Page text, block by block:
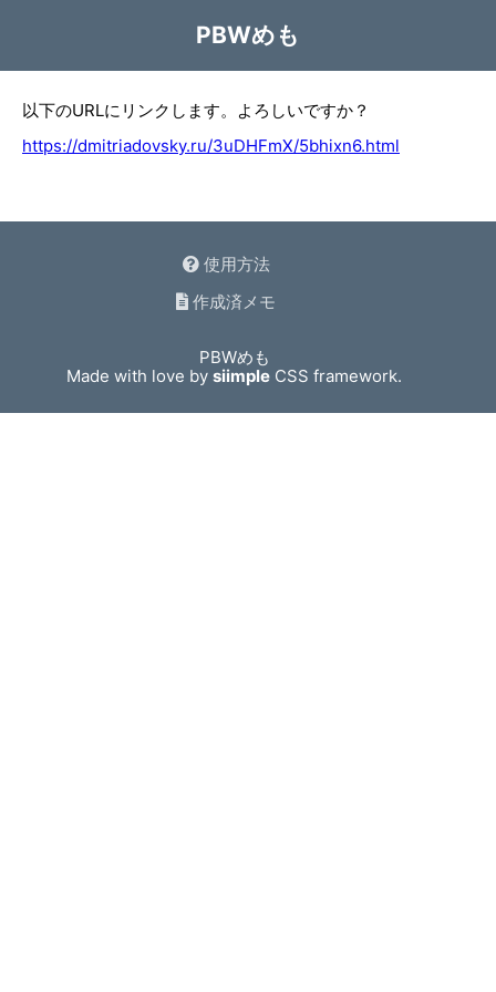
PBWめも
以下のURLにリンクします。よろしいですか？
https://dmitriadovsky.ru/3uDHFmX/5bhixn6.html
使用方法
作成済メモ
PBWめも
Made with love bysiimple CSS framework.